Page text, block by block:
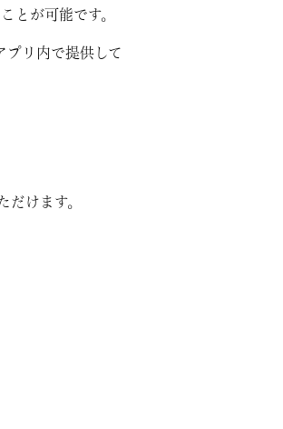
とが可能です。
リ内で提供して
けます。